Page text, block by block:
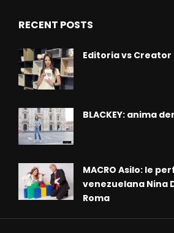
RECENT POSTS
Editoria vs Creator
BLACKEY: anima
MACRO Asilo: le
venezuelana Nina
Roma